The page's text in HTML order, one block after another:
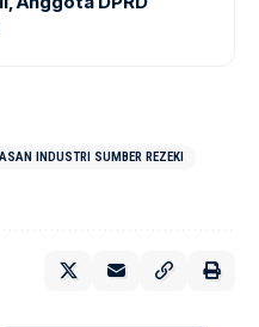
INDUSTRI SUMBER REZEKI